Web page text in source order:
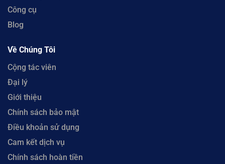
Công cụ
Blog
Về Chúng Tôi
Cộng tác viên
Đại lý
Giới thiệu
Chính sách bảo mật
Điều khoản sử dụng
Cam kết dịch vụ
Chính sách hoàn tiền